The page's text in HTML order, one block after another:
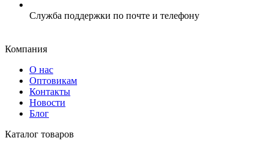
Служба поддержки по почте и телефону
Компания
О нас
Оптовикам
Контакты
Новости
Блог
Каталог товаров